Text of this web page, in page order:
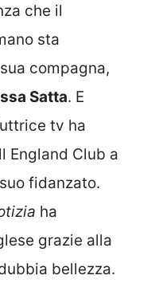
che il
sta
compagna,
Satta. E
tv ha
England Club a
fidanzato.
ha
grazie alla
bellezza.